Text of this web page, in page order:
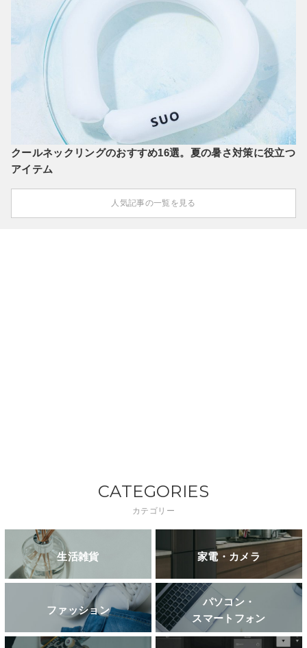
クールネックリングのおすすめ16選。夏の暑さ対策に役立つ
アイテム
人気記事の一覧を見る
CATEGORIES
カテゴリー
生活雑貨 家電・カメラ
ファッション
パソコン・
スマートフォン